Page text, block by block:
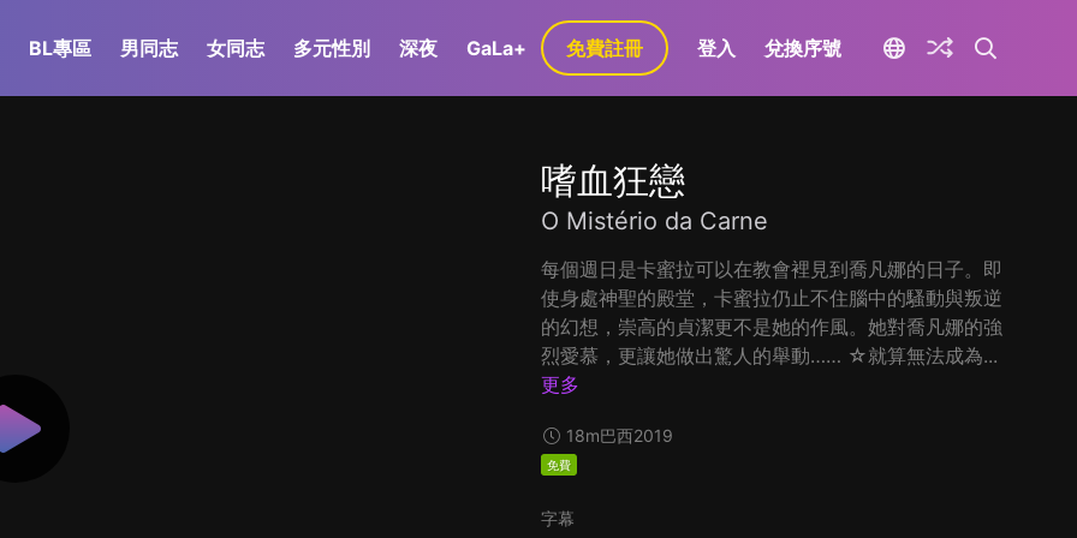
BL專區 男同志 女同志 多元性別 深夜 GaLa+ 免費註冊 登入 兌換序號
嗜血狂戀
O Mistério da Carne
每個週日是卡蜜拉可以在教會裡見到喬凡娜的日子。即
使身處神聖的殿堂，卡蜜拉仍止不住腦中的騷動與叛逆
的幻想，崇高的貞潔更不是她的作風。她對喬凡娜的強
烈愛慕，更讓她做出驚人的舉動…… ☆就算無法成為...
更多
18m巴西2019
免費
字幕